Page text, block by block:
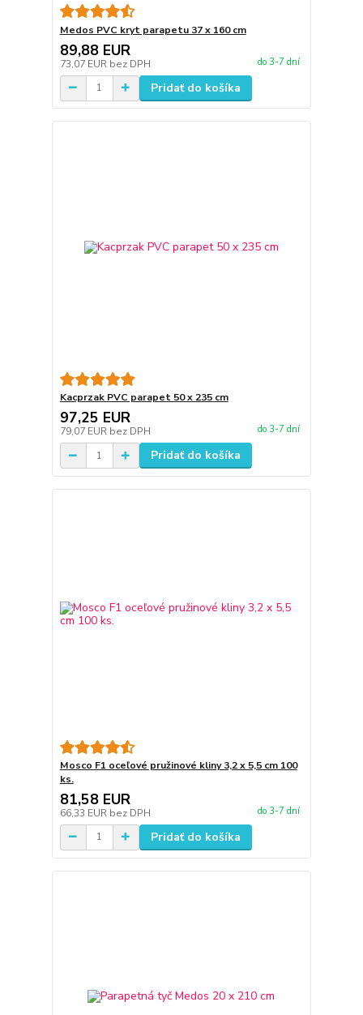
Medos PVC kryt parapetu 37 x 160 cm
89,88 EUR
73,07 EUR bez DPH do 3-7 dní
Pridať do košíka
Kacprzak PVC parapet 50 x 235 cm
97,25 EUR
79,07 EUR bez DPH do 3-7 dní
Pridať do košíka
Mosco F1 oceľové pružinové kliny 3,2 x 5,5 cm 100
ks.
81,58 EUR
66,33 EUR bez DPH do 3-7 dní
Pridať do košíka